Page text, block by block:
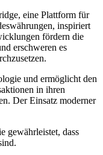
eine Plattform für
inspiriert
fördern die
erschweren es
und ermöglicht den
in ihren
Der Einsatz moderner
gewährleistet, dass